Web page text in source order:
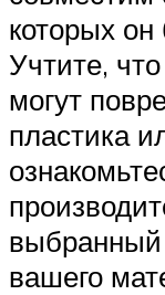
которых он
Учтите,
могут
пластика
выбранный
вашего